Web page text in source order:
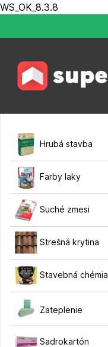
WS_OK_8.3.8
Hrubá stavba
Farby laky
Suché zmesi
Strešná krytina
Stavebná chémia
Zateplenie
Sadrokartón